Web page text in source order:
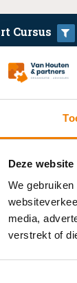
Deze
We
media,
verstrekt of
Cursus